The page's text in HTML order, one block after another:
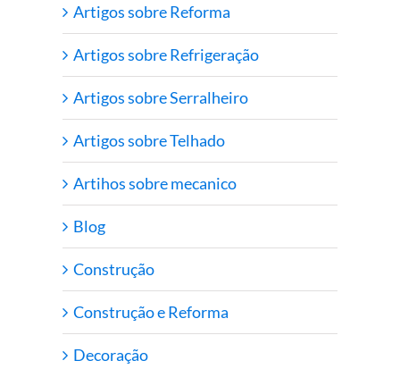
Artigos sobre Reforma
Artigos sobre Refrigeração
Artigos sobre Serralheiro
Artigos sobre Telhado
Artihos sobre mecanico
Blog
Construção
Construção e Reforma
Decoração